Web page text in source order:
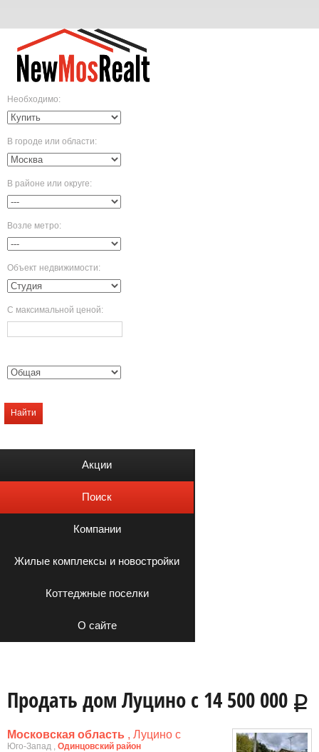
Необходимо:
В городе или области:
В районе или округе:
Возле метро:
Объект недвижимости:
С максимальной ценой:
Найти
Акции
Поиск
Компании
Жилые комплексы и новостройки
Коттеджные поселки
О сайте
Продать дом Луцино с 14 500 000 Р
Московская область , Луцино с
Юго-Запад , Одинцовский район